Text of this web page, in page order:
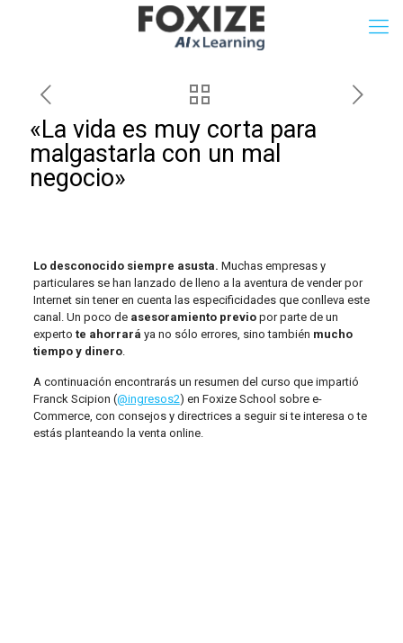
«La vida es muy corta para
malgastarla con un mal
negocio»
Lo desconocido siempre asusta. Muchas empresas y
particulares se han lanzado de lleno a la aventura de vender por
Internet sin tener en cuenta las especificidades que conlleva este
canal. Un poco de asesoramiento previopor parte de un
experto te ahorrará ya no sólo errores, sino también mucho
tiempo y dinero.
A continuación encontrarás un resumen del curso que impartió
Franck Scipion (@ingresos2) en Foxize School sobre e-
Commerce, con consejos y directrices a seguir si te interesa o te
estás planteando la venta online.